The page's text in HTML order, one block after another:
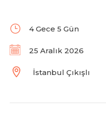
4 Gece 5 Gün
25 Aralık 2026
İstanbul Çıkışlı